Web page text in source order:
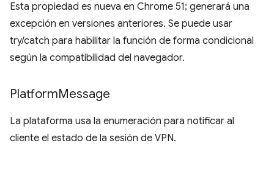
Esta propiedad es nueva en Chrome 51; generará una
excepción en versiones anteriores. Se puede usar
try/catch para habilitar la función de forma condicional
según la compatibilidad del navegador.
PlatformMessage
La plataforma usa la enumeración para notificar al
cliente el estado de la sesión de VPN.